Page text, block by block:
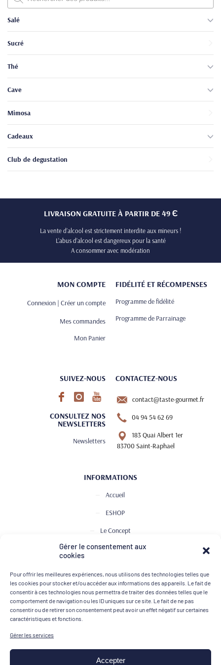
Gérer le consentement aux
cookies
Pour offrir les meilleures expériences, nous utilisons des technologies telles que
les cookies pour stocker et/ou accéder aux informations des appareils. Le fait de
consentir à ces technologies nous permettra de traiter des données telles que le
comportement de navigation ou les ID uniques sur ce site. Le fait de ne pas
consentir ou de retirer son consentement peut avoir un effet négatif sur certaines
caractéristiques et fonctions.
Gérer les services
Accepter
produits
Salé
Sucré
Thé
Cave
Mimosa
Cadeaux
Club de degustation
LIVRAISON GRATUITE À PARTIR DE 49 Є
La vente d’alcool est strictement interdite aux mineurs !
L’abus d’alcool est dangereux pour la santé
A consommer avec modération
MON COMPTE
Connexion | Créer un compte
Mes commandes
Mon Panier
FIDÉLITÉ ET RÉCOMPENSES
Programme de fidélité
Programme de Parrainage
SUIVEZ-NOUS
CONSULTEZ NOS
NEWSLETTERS
Newsletters
CONTACTEZ-NOUS
contact@taste-gourmet.fr
04 94 54 62 69
183 Quai Albert 1er
83700 Saint-Raphael
INFORMATIONS
Accueil
ESHOP
Le Concept
Club de Dégustation
Contact
MOYENS DE PAIEMENT